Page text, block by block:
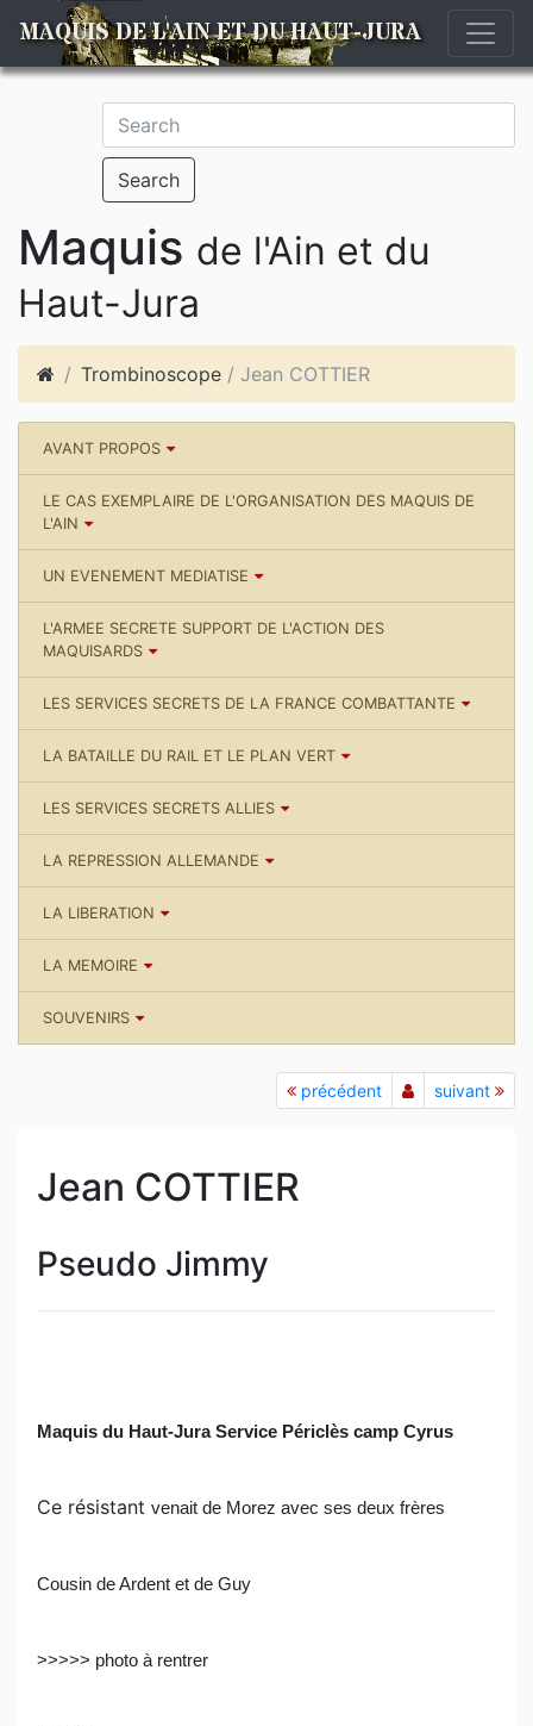
MAQUIS DE L'AIN ET DU HAUT-JURA
Search
Maquis de l'Ain et du
Haut-Jura
Trombinoscope / Jean COTTIER
AVANT PROPOS
LE CAS EXEMPLAIRE DE L'ORGANISATION DES MAQUIS DE
L'AIN
UN EVENEMENT MEDIATISE
L'ARMEE SECRETE SUPPORT DE L'ACTION DES
MAQUISARDS
LES SERVICES SECRETS DE LA FRANCE COMBATTANTE
LA BATAILLE DU RAIL ET LE PLAN VERT
LES SERVICES SECRETS ALLIES
LA REPRESSION ALLEMANDE
LA LIBERATION
LA MEMOIRE
SOUVENIRS
précédent suivant
Jean COTTIER
Pseudo Jimmy
Maquis du Haut-Jura Service Périclès camp Cyrus
Ce résistant venait de Morez avec ses deux frères
Cousin de Ardent et de Guy
>>>>> photo à rentrer